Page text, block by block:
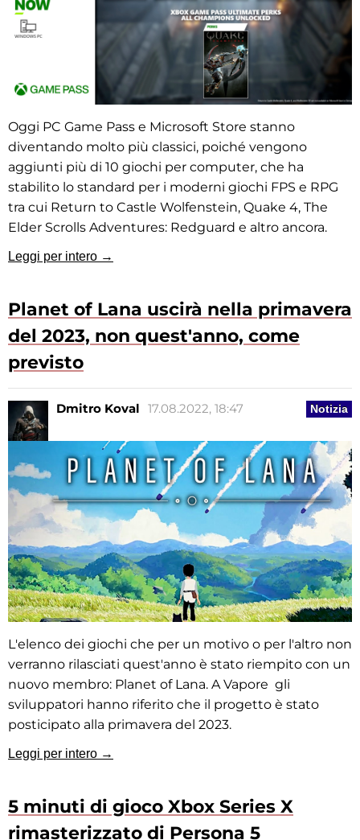
Oggi PC Game Pass e Microsoft Store stanno
diventando molto più classici, poiché vengono
aggiunti più di 10 giochi per computer, che ha
stabilito lo standard per i moderni giochi FPS e RPG
tra cui Return to Castle Wolfenstein, Quake 4, The
Elder Scrolls Adventures: Redguard e altro ancora.
Leggi per intero →
Planet of Lana uscirà nella primavera
del 2023, non quest'anno, come
previsto
Notizia
Dmitro Koval 17.08.2022, 18:47
L'elenco dei giochi che per un motivo o per l'altro non
verranno rilasciati quest'anno è stato riempito con un
nuovo membro: Planet of Lana. A Vapore gli
sviluppatori hanno riferito che il progetto è stato
posticipato alla primavera del 2023.
Leggi per intero →
5 minuti di gioco Xbox Series X
rimasterizzato di Persona 5